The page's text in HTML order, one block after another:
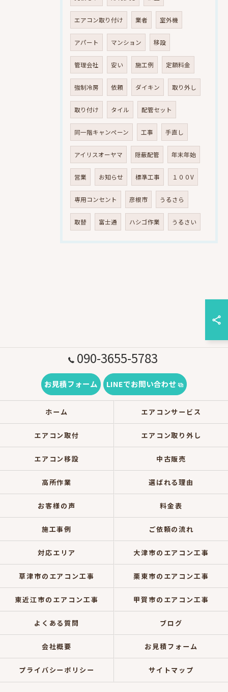
エアコン取り付け 業者 室外機
アパート マンション 移設
管理会社 安い 施工例 定額料金
強制冷房 依頼 ダイキン 取り外し
取り付け タイル 配管セット
同一階キャンペーン 工事 手直し
アイリスオーヤマ 隠蔽配管 年末年始
営業 お知らせ 標準工事 １００V
専用コンセント 彦根市 うるさら
取替 富士通 ハシゴ作業 うるさい
090-3655-5783
お見積フォーム LINEでお問い合わせ
ホーム エアコンサービス
エアコン取付 エアコン取り外し
エアコン移設 中古販売
高所作業 選ばれる理由
お客様の声 料金表
施工事例 ご依頼の流れ
対応エリア 大津市のエアコン工事
草津市のエアコン工事 栗東市のエアコン工事
東近江市のエアコン工事 甲賀市のエアコン工事
よくある質問 ブログ
会社概要 お見積フォーム
プライバシーポリシー サイトマップ